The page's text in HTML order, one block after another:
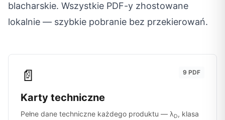
blacharskie. Wszystkie PDF-y zhostowane
lokalnie — szybkie pobranie bez przekierowań.
📄 9 PDF
Karty techniczne
Pełne dane techniczne każdego produktu — λD, klasa